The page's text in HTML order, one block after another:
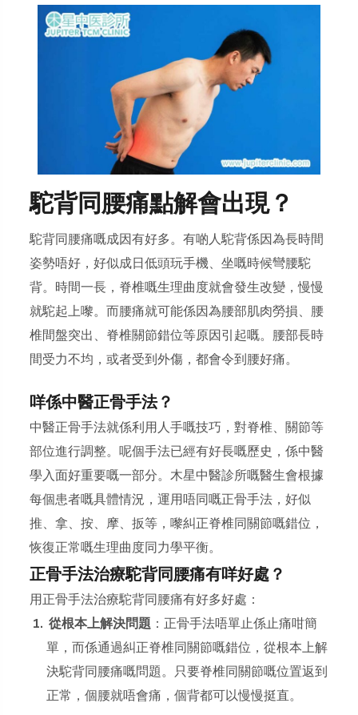
駝背同腰痛點解會出現？
駝背同腰痛嘅成因有好多。有啲人駝背係因為長時間
姿勢唔好，好似成日低頭玩手機、坐嘅時候彎腰駝
背。時間一長，脊椎嘅生理曲度就會發生改變，慢慢
就駝起上嚟。而腰痛就可能係因為腰部肌肉勞損、腰
椎間盤突出、脊椎關節錯位等原因引起嘅。腰部長時
間受力不均，或者受到外傷，都會令到腰好痛。
咩係中醫正骨手法？
中醫正骨手法就係利用人手嘅技巧，對脊椎、關節等
部位進行調整。呢個手法已經有好長嘅歷史，係中醫
學入面好重要嘅一部分。木星中醫診所嘅醫生會根據
每個患者嘅具體情況，運用唔同嘅正骨手法，好似
推、拿、按、摩、扳等，嚟糾正脊椎同關節嘅錯位，
恢復正常嘅生理曲度同力學平衡。
正骨手法治療駝背同腰痛有咩好處？
用正骨手法治療駝背同腰痛有好多好處：
從根本上解決問題 ：正骨手法唔單止係止痛咁簡
單，而係通過糾正脊椎同關節嘅錯位，從根本上解
決駝背同腰痛嘅問題。只要脊椎同關節嘅位置返到
正常，個腰就唔會痛，個背都可以慢慢挺直。